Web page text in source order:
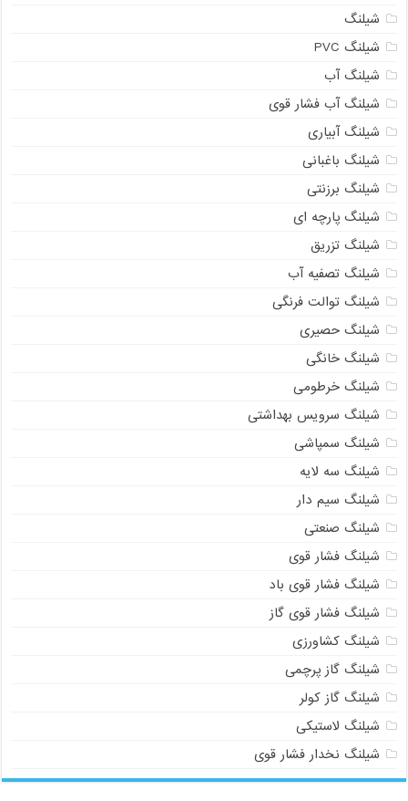
شیلنگ
شیلنگ PVC
شیلنگ آب
شیلنگ آب فشار قوی
شیلنگ آبیاری
شیلنگ باغبانی
شیلنگ برزنتی
شیلنگ پارچه ای
شیلنگ تزریق
شیلنگ تصفیه آب
شیلنگ توالت فرنگی
شیلنگ حصیری
شیلنگ خانگی
شیلنگ خرطومی
شیلنگ سرویس بهداشتی
شیلنگ سمپاشی
شیلنگ سه لایه
شیلنگ سیم دار
شیلنگ صنعتی
شیلنگ فشار قوی
شیلنگ فشار قوی باد
شیلنگ فشار قوی گاز
شیلنگ کشاورزی
شیلنگ گاز پرچمی
شیلنگ گاز کولر
شیلنگ لاستیکی
شیلنگ نخدار فشار قوی